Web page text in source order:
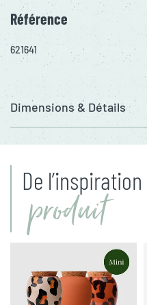
Référence
621641
Dimensions & Détails
De
produit